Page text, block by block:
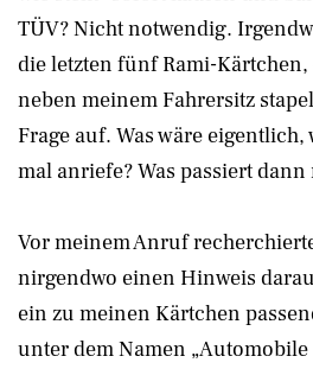
TÜV? Nicht notwendig.
die letzten fünf Rami-
neben meinem Fahrersitz
Frage auf. Was wäre
mal anriefe? Was passiert
Vor meinem Anruf
nirgendwo einen Hinweis
ein zu meinen Kärtchen
unter dem Namen „Automobile